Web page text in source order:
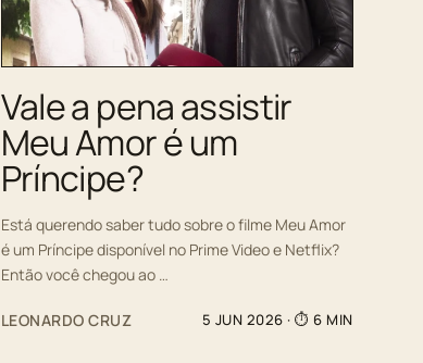
Vale a pena assistir
Meu Amor é um
Príncipe?
Está querendo saber tudo sobre o filme Meu Amor
é um Príncipe disponível no Prime Video e Netflix?
Então você chegou ao …
LEONARDO CRUZ 5 JUN 2026 · ⏱ 6 MIN